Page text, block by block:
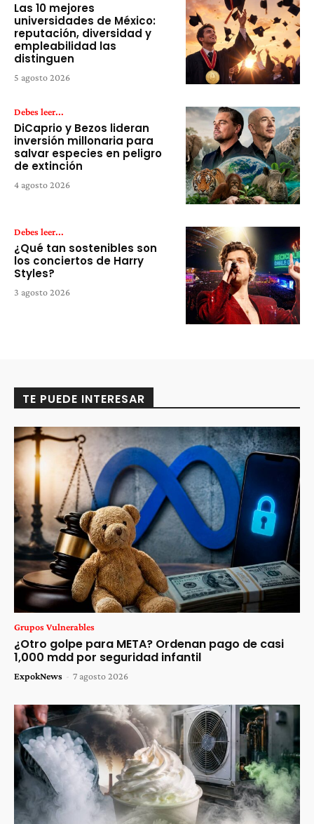
Las 10 mejores
universidades de México:
reputación, diversidad y
empleabilidad las
distinguen
5 agosto 2026
Debes leer...
DiCaprio y Bezos lideran
inversión millonaria para
salvar especies en peligro
de extinción
4 agosto 2026
Debes leer...
¿Qué tan sostenibles son
los conciertos de Harry
Styles?
3 agosto 2026
TE PUEDE INTERESAR
Grupos Vulnerables
¿Otro golpe para META? Ordenan pago de casi
1,000 mdd por seguridad infantil
ExpokNews - 7 agosto 2026